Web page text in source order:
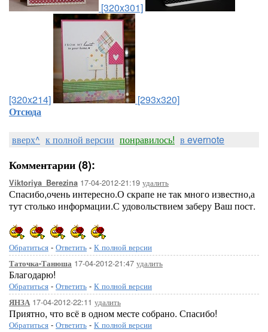
[320x301]
[320x214]
[293x320]
Отсюда
вверх^ к полной версии понравилось! в evernote
Комментарии (8):
Viktoriya_Berezina 17-04-2012-21:19 удалить
Спасибо,очень интересно.О скрапе не так много известно,а
тут столько информации.С удовольствием заберу Ваш пост.
Обратиться - Ответить - К полной версии
Таточка-Танюша 17-04-2012-21:47 удалить
Благодарю!
Обратиться - Ответить - К полной версии
ЯНЗА 17-04-2012-22:11 удалить
Приятно, что всё в одном месте собрано. Спасибо!
Обратиться - Ответить - К полной версии